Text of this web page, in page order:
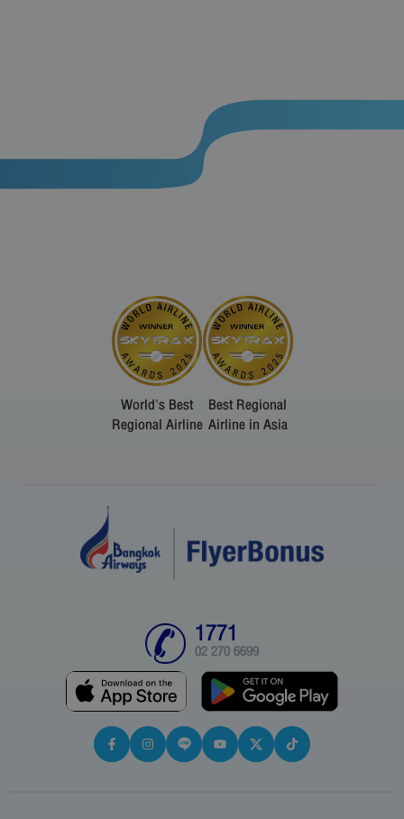
World's Best
Regional Airline
Best Regional
Airline in Asia
1771
02 270 6699